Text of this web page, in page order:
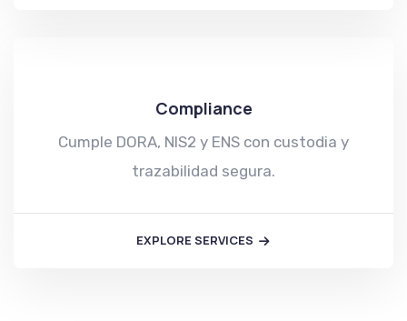
Compliance
Cumple DORA, NIS2 y ENS con custodia y
trazabilidad segura.
EXPLORE SERVICES